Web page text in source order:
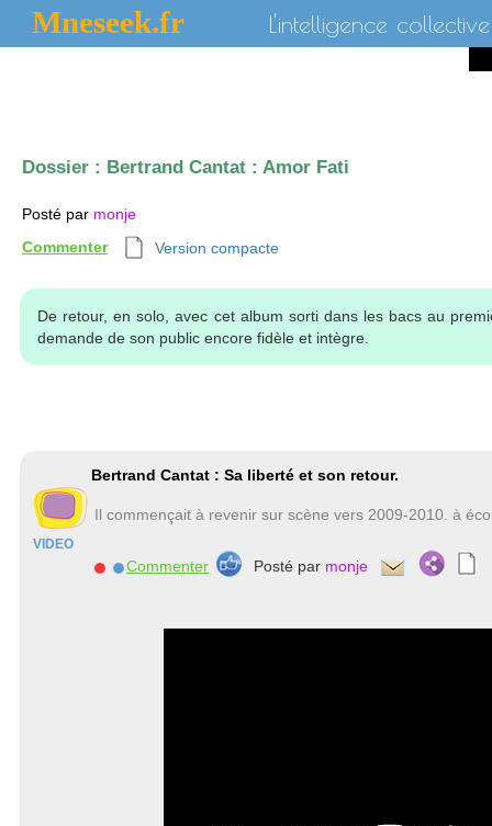
Mneseek.fr L'intelligence collective
Dossier : Bertrand Cantat : Amor Fati
Posté par monje
Commenter
Version compacte
De retour, en solo, avec cet album sorti dans les bacs au
demande de son public encore fidèle et intègre.
VIDEO
Bertrand Cantat : Sa liberté et son retour.
Il commençait à revenir sur scène vers 2009-2010. à
Commenter Posté par monje